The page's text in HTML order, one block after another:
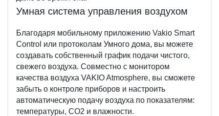
Умная система управления воздухом
Благодаря мобильному приложению Vakio Smart
Control или протоколам Умного дома, вы можете
создавать собственный график подачи чистого,
свежего воздуха. Совместно с монитором
качества воздуха VAKIO Atmosphere, вы сможете
забыть о контроле приборов и настроить
автоматическую подачу воздуха по показателям:
температуры, СО2 и влажности.